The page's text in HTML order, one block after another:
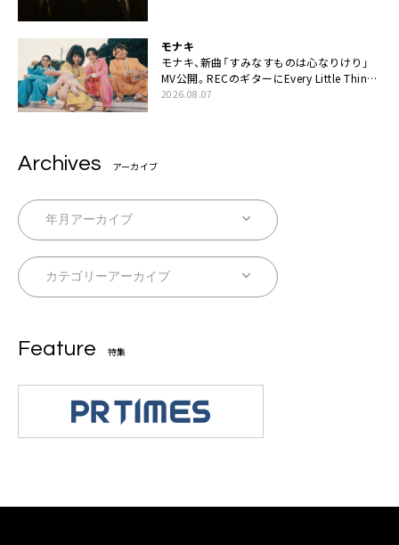
モナキ
モナキ、新曲「すみなすものは心なりけり」
MV公開。RECのギターにEvery Little Thing・
伊藤一朗参加も
2026.08.07
Archives アーカイブ
Feature 特集